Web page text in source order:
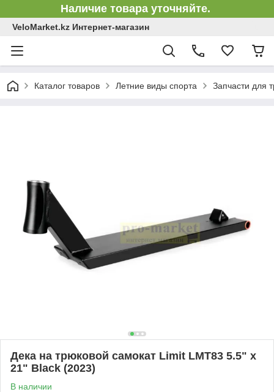
Наличие товара уточняйте.
VeloMarket.kz Интернет-магазин
Каталог товаров Летние виды спорта Запчасти для
Дека на трюковой самокат Limit LMT83 5.5" x
21" Black (2023)
В наличии